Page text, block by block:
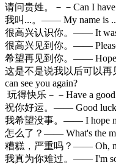
请问贵姓。－－Can I have
我叫...。—— My name is
很高兴认识你。—— It was
很高兴见到你。——
希望再见到你。—— Hope
这是不是说我以后可以再
can see you again?
玩得快乐－－Have a good
祝你好运。—— Good
我希望没事。—— I hope
怎么了？—— What's the
糟糕，严重吗？—— Oh,
我真为你难过。—— I'm